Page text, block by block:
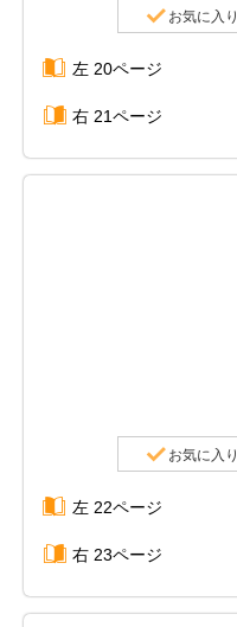
お気に入り
左 20ページ
右 21ページ
お気に入り
左 22ページ
右 23ページ